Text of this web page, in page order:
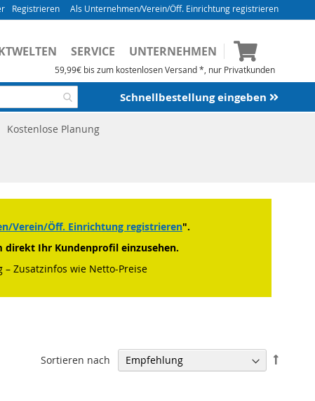
Als Unternehmen/Verein/Öff. Einrichtung registrieren
Registrieren
SERVICE UNTERNEHMEN
59,99€ bis zum kostenlosen Versand *, nur Privatkunden
Mein
Schnellbestellung eingeben
Kostenlose Planung
Verein/Öff. Einrichtung registrieren".
direkt Ihr Kundenprofil einzusehen.
Zusatzinfos wie Netto-Preise
Sortieren nach
In